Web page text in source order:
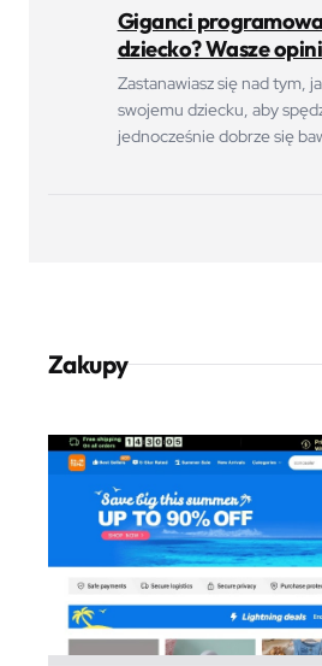
Giganci
dziecko? Wasze
Zastanawiasz się nad tym,
swojemu dziecku, aby
jednocześnie dobrze się
Zakupy